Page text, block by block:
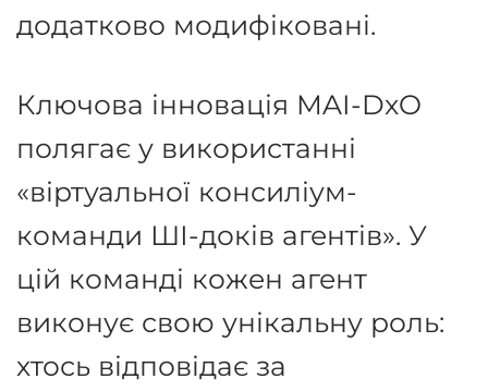
додатково модифіковані.
Ключова інновація MAI-DxO
полягає у використанні
«віртуальної консиліум-
команди ШІ-доків агентів». У
цій команді кожен агент
виконує свою унікальну роль:
хтось відповідає за